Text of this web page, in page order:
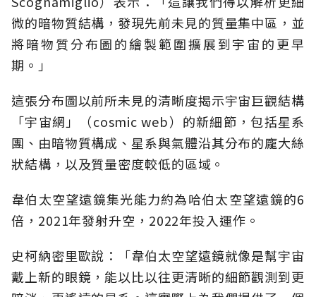
微的暗物質結構，發現先前未見的質量集中區，並
將暗物質分布圖的繪製範圍擴展到宇宙的更早
期。」
這張分布圖以前所未見的清晰度揭示宇宙巨觀結構
「宇宙網」（cosmic web）的新細節，包括星系
團、由暗物質構成、星系與氣體沿其分布的龐大絲
狀結構，以及質量密度較低的區域。
韋伯太空望遠鏡集光能力約為哈伯太空望遠鏡的6
倍，2021年發射升空，2022年投入運作。
史柯納密里歐說：「韋伯太空望遠鏡就像是幫宇宙
戴上新的眼鏡，能以比以往更清晰的細節觀測到更